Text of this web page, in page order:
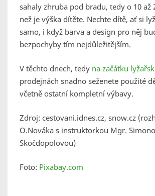
sahaly zhruba pod bradu, tedy o 10 až
než je výška dítěte. Nechte dítě, ať si
samo, i když barva a design pro něj
bezpochyby tím nejdůležitějším.
V těchto dnech, tedy na začátku
prodejnách snadno seženete použité
včetně ostatní kompletní výbavy.
Zdroj: cestovani.idnes.cz, snow.cz
O.Nováka s instruktorkou Mgr.
Skočdopolovou)
Foto: Pixabay.com